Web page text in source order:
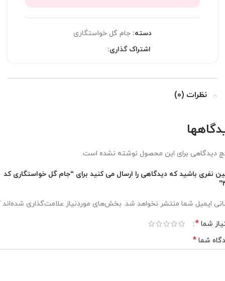
دسته: جام گل خواستگاری
اشتراک گذاری:
نظرات (0)
دیدگاهی برای این محصول نوشته نشده است.
نفری باشید که دیدگاهی را ارسال می کنید برای “جام گل خواستگاری کد
ایمیل شما منتشر نخواهد شد. بخش‌های موردنیاز علامت‌گذاری شده‌اند
شما *
شما *